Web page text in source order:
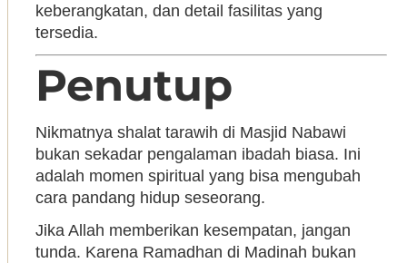
keberangkatan, dan detail fasilitas yang
tersedia.
Penutup
Nikmatnya shalat tarawih di Masjid Nabawi
bukan sekadar pengalaman ibadah biasa. Ini
adalah momen spiritual yang bisa mengubah
cara pandang hidup seseorang.
Jika Allah memberikan kesempatan, jangan
tunda. Karena Ramadhan di Madinah bukan